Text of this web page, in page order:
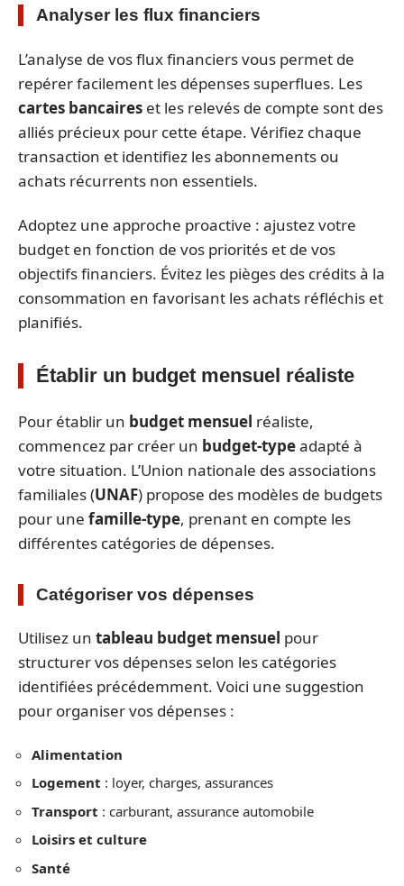
Analyser les flux financiers
L’analyse de vos flux financiers vous permet de
repérer facilement les dépenses superflues. Les
cartes bancaires et les relevés de compte sont des
alliés précieux pour cette étape. Vérifiez chaque
transaction et identifiez les abonnements ou
achats récurrents non essentiels.
Adoptez une approche proactive : ajustez votre
budget en fonction de vos priorités et de vos
objectifs financiers. Évitez les pièges des crédits à la
consommation en favorisant les achats réfléchis et
planifiés.
Établir un budget mensuel réaliste
Pour établir un budget mensuel réaliste,
commencez par créer un budget-typeadapté à
votre situation. L’Union nationale des associations
familiales (UNAF) propose des modèles de budgets
pour une famille-type, prenant en compte les
différentes catégories de dépenses.
Catégoriser vos dépenses
Utilisez un tableau budget mensuel pour
structurer vos dépenses selon les catégories
identifiées précédemment. Voici une suggestion
pour organiser vos dépenses :
Alimentation
Logement : loyer, charges, assurances
Transport : carburant, assurance automobile
Loisirs et culture
Santé